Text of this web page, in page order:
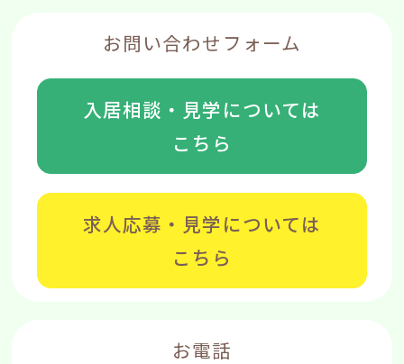
お電話
お問い合わせフォーム
入居相談・見学については
こちら
求人応募・見学については
こちら